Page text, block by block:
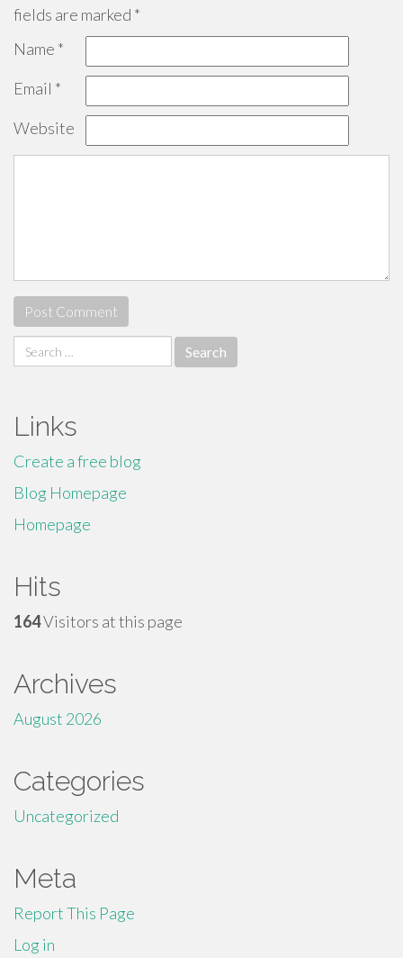
fields are marked *
Name *
Email *
Website
Search
for:
Links
Create a free blog
Blog Homepage
Homepage
Hits
164Visitors at this page
Archives
August 2026
Categories
Uncategorized
Meta
Report This Page
Log in